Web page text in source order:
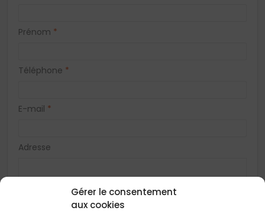
Gérer le consentement
aux cookies
Prénom *
Téléphone *
E-mail *
Adresse
*